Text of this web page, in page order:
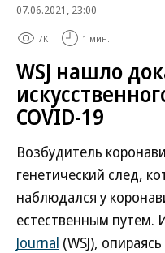
07.06.2021, 23:00
7K 1 мин.
WSJ нашло
COVID-19
Возбудитель
генетический след,
наблюдался у
естественным путем.
Journal (WSJ),